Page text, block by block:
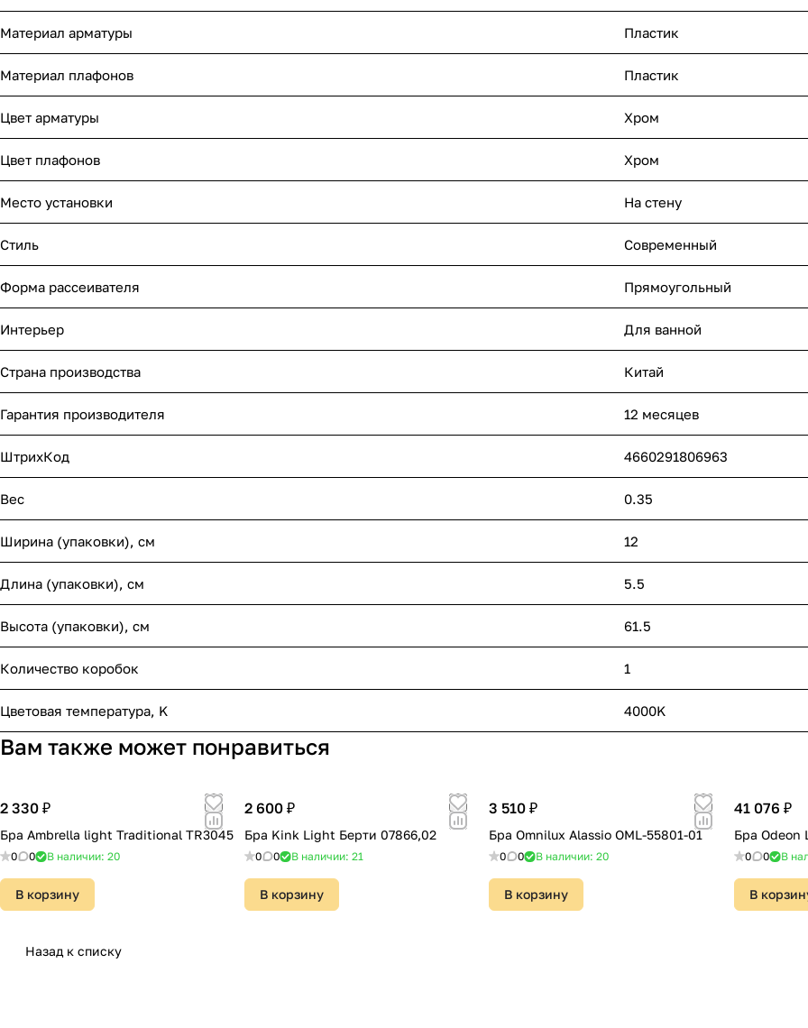
Материал арматуры Пластик
Материал плафонов Пластик
Цвет арматуры Хром
Цвет плафонов Хром
Место установки На стену
Стиль Современный
Форма рассеивателя Прямоугольный
Интерьер Для ванной
Страна производства Китай
Гарантия производителя 12 месяцев
ШтрихКод 4660291806963
Вес 0.35
Ширина (упаковки), см 12
Длина (упаковки), см 5.5
Высота (упаковки), см 61.5
Количество коробок 1
Цветовая температура, K 4000K
Вам также может понравиться
2 330 ₽
Бра Ambrella light Traditional TR3045
0 0 В наличии: 20
В корзину
2 600 ₽
Бра Kink Light Берти 07866,02
0 0 В наличии: 21
В корзину
3 510 ₽
Бра Omnilux Alassio OML-55801-01
0 0 В наличии: 20
В корзину
41 076 ₽
Бра Odeon
0 0 В
В
Назад к списку